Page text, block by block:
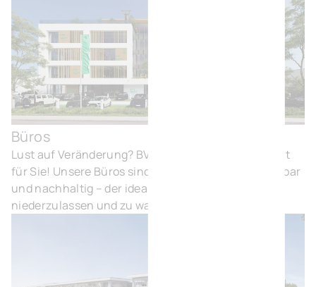
Büros
Lust auf Veränderung? BVI.EU hat den perfekten Ort
für Sie! Unsere Büros sind komfortabel, gut erreichbar
und nachhaltig – der ideale Ort, um sich
niederzulassen und zu wachsen.